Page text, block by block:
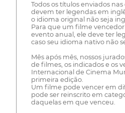
Todos os títulos enviados
devem ter legendas em
o idioma original não seja
Para que um filme
evento anual, ele deve ter
caso seu idioma nativo não
Mês após mês, nossos
de filmes, os indicados e os
Internacional de Cinema
primeira edição.
Um filme pode vencer em
pode ser reinscrito em
daquelas em que venceu.